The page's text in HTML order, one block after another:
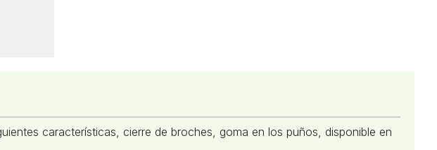
características, cierre de broches, goma en los puños, disponible en